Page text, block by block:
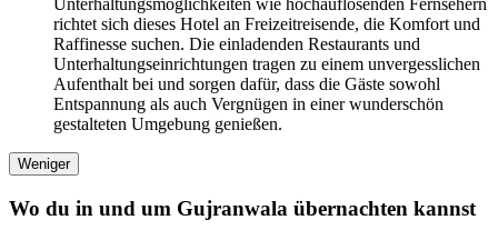
Unterhaltungsmöglichkeiten wie hochauflösenden Fernsehern
richtet sich dieses Hotel an Freizeitreisende, die Komfort und
Raffinesse suchen. Die einladenden Restaurants und
Unterhaltungseinrichtungen tragen zu einem unvergesslichen
Aufenthalt bei und sorgen dafür, dass die Gäste sowohl
Entspannung als auch Vergnügen in einer wunderschön
gestalteten Umgebung genießen.
Weniger
Wo du in und um Gujranwala übernachten kannst